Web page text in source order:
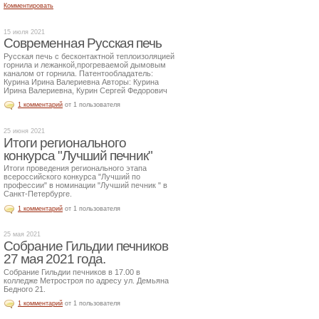
Комментировать
15 июля 2021
Современная Русская печь
Русская печь с бесконтактной теплоизоляцией
горнила и лежанкой,прогреваемой дымовым
каналом от горнила. Патентообладатель:
Курина Ирина Валериевна Авторы: Курина
Ирина Валериевна, Курин Сергей Федорович
1 комментарий от 1 пользователя
25 июня 2021
Итоги регионального
конкурса "Лучший печник"
Итоги проведения регионального этапа
всероссийского конкурса "Лучший по
профессии" в номинации "Лучший печник " в
Санкт-Петербурге.
1 комментарий от 1 пользователя
25 мая 2021
Собрание Гильдии печников
27 мая 2021 года.
Собрание Гильдии печников в 17.00 в
колледже Метростроя по адресу ул. Демьяна
Бедного 21.
1 комментарий от 1 пользователя